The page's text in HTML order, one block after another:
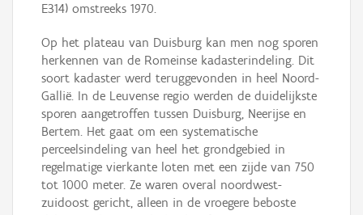
E314) omstreeks 1970.
Op het plateau van Duisburg kan men nog sporen
herkennen van de Romeinse kadasterindeling. Dit
soort kadaster werd teruggevonden in heel Noord-
Gallië. In de Leuvense regio werden de duidelijkste
sporen aangetroffen tussen Duisburg, Neerijse en
Bertem. Het gaat om een systematische
perceelsindeling van heel het grondgebied in
regelmatige vierkante loten met een zijde van 750
tot 1000 meter. Ze waren overal noordwest-
zuidoost gericht, alleen in de vroegere beboste